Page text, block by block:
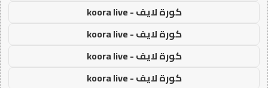
كورة لايف - koora live
كورة لايف - koora live
كورة لايف - koora live
كورة لايف - koora live